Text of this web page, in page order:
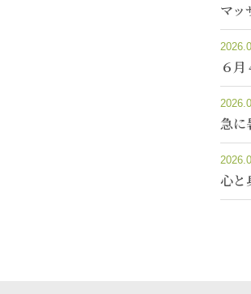
マッ
６月
急に
心と